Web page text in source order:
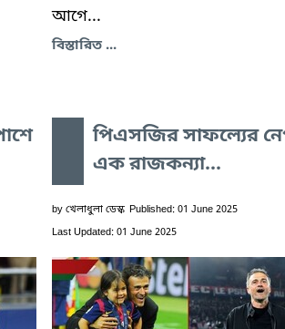
আগে...
বিস্তারিত ...
পিএসজির সাফল্যের
এক রাজকন্যা...
by খেলাধুলা ডেস্ক Published: 01 June 2025
Last Updated: 01 June 2025